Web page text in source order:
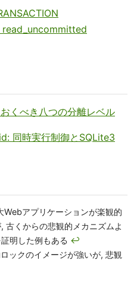
read_uncommitted
くべき八つの分離レベル
同時実行制御とSQLite3
アプリケーションが楽観的
古くからの悲観的メカニズムよ
明した例もある ↩
ックのイメージが強いが, 悲観